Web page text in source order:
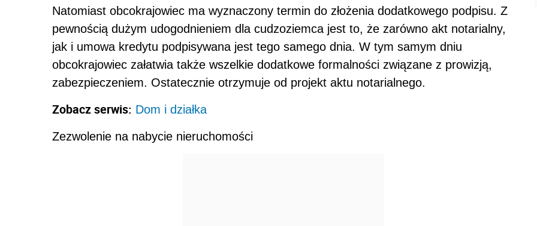
Natomiast obcokrajowiec ma wyznaczony termin do złożenia dodatkowego podpisu. Z
pewnością dużym udogodnieniem dla cudzoziemca jest to, że zarówno akt notarialny,
jak i umowa kredytu podpisywana jest tego samego dnia. W tym samym dniu
obcokrajowiec załatwia także wszelkie dodatkowe formalności związane z prowizją,
zabezpieczeniem. Ostatecznie otrzymuje od projekt aktu notarialnego.
Zobacz serwis: Dom i działka
Zezwolenie na nabycie nieruchomości